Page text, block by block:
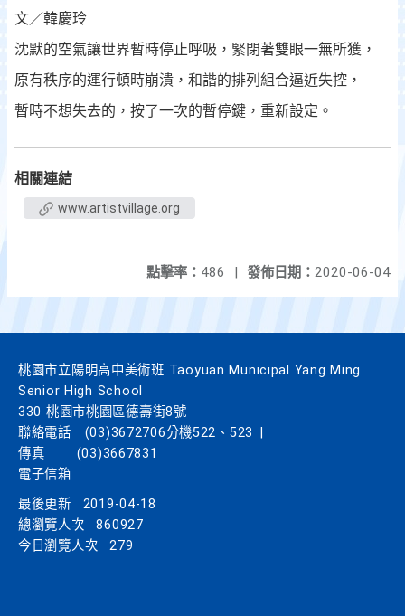
文／韓慶玲
沈默的空氣讓世界暫時停止呼吸，緊閉著雙眼一無所獲，
原有秩序的運行頓時崩潰，和諧的排列組合逼近失控，
暫時不想失去的，按了一次的暫停鍵，重新設定。
相關連結
www.artistvillage.org
發佈日期： 2020-06-04
點擊率： 486 |
桃園市立陽明高中美術班 Taoyuan Municipal Yang Ming
Senior High School
330 桃園市桃園區德壽街8號
聯絡電話
(03)3672706分機522、523
傳真
(03)3667831
電子信箱
最後更新
2019-04-18
總瀏覽人次
860927
今日瀏覽人次
279